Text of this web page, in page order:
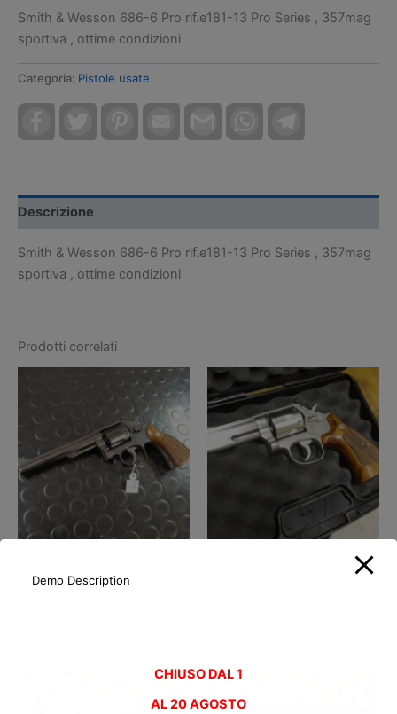
Smith & Wesson 686-6 Pro rif.e181-13 Pro Series , 357mag
sportiva , ottime condizioni
Categoria: Pistole usate
FacebookTwitter Pinterest Email Gmail WhatsApp
Descrizione
Smith & Wesson 686-6 Pro rif.e181-13 Pro Series , 357mag
sportiva , ottime condizioni
Prodotti correlati
Smith & Wesson 14-3 38spl
Demo Description
CHIUSO DAL 1
AL20 AGOSTO